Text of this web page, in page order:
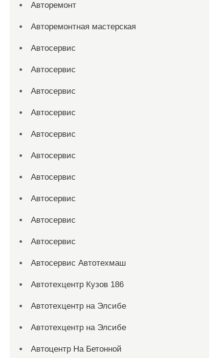
Авторемонт
Авторемонтная мастерская
Автосервис
Автосервис
Автосервис
Автосервис
Автосервис
Автосервис
Автосервис
Автосервис
Автосервис
Автосервис
Автосервис Автотехмаш
Автотехцентр Кузов 186
Автотехцентр на Элсибе
Автотехцентр на Элсибе
Автоцентр На Бетонной